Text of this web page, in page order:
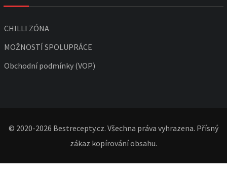
CHILLI ZÓNA
MOŽNOSTÍ SPOLUPRÁCE
Obchodní podmínky (VOP)
© 2020-2026 Bestrecepty.cz. Všechna práva vyhrazena. Přísný
zákaz kopírování obsahu.